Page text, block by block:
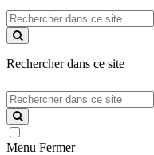
Rechercher
dans
ce
Rechercher dans ce site
Rechercher
dans
ce
site
Menu Fermer